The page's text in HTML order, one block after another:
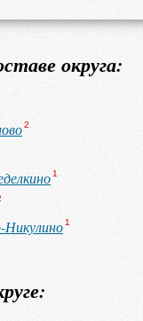
округа:
2
1
Никулино 1